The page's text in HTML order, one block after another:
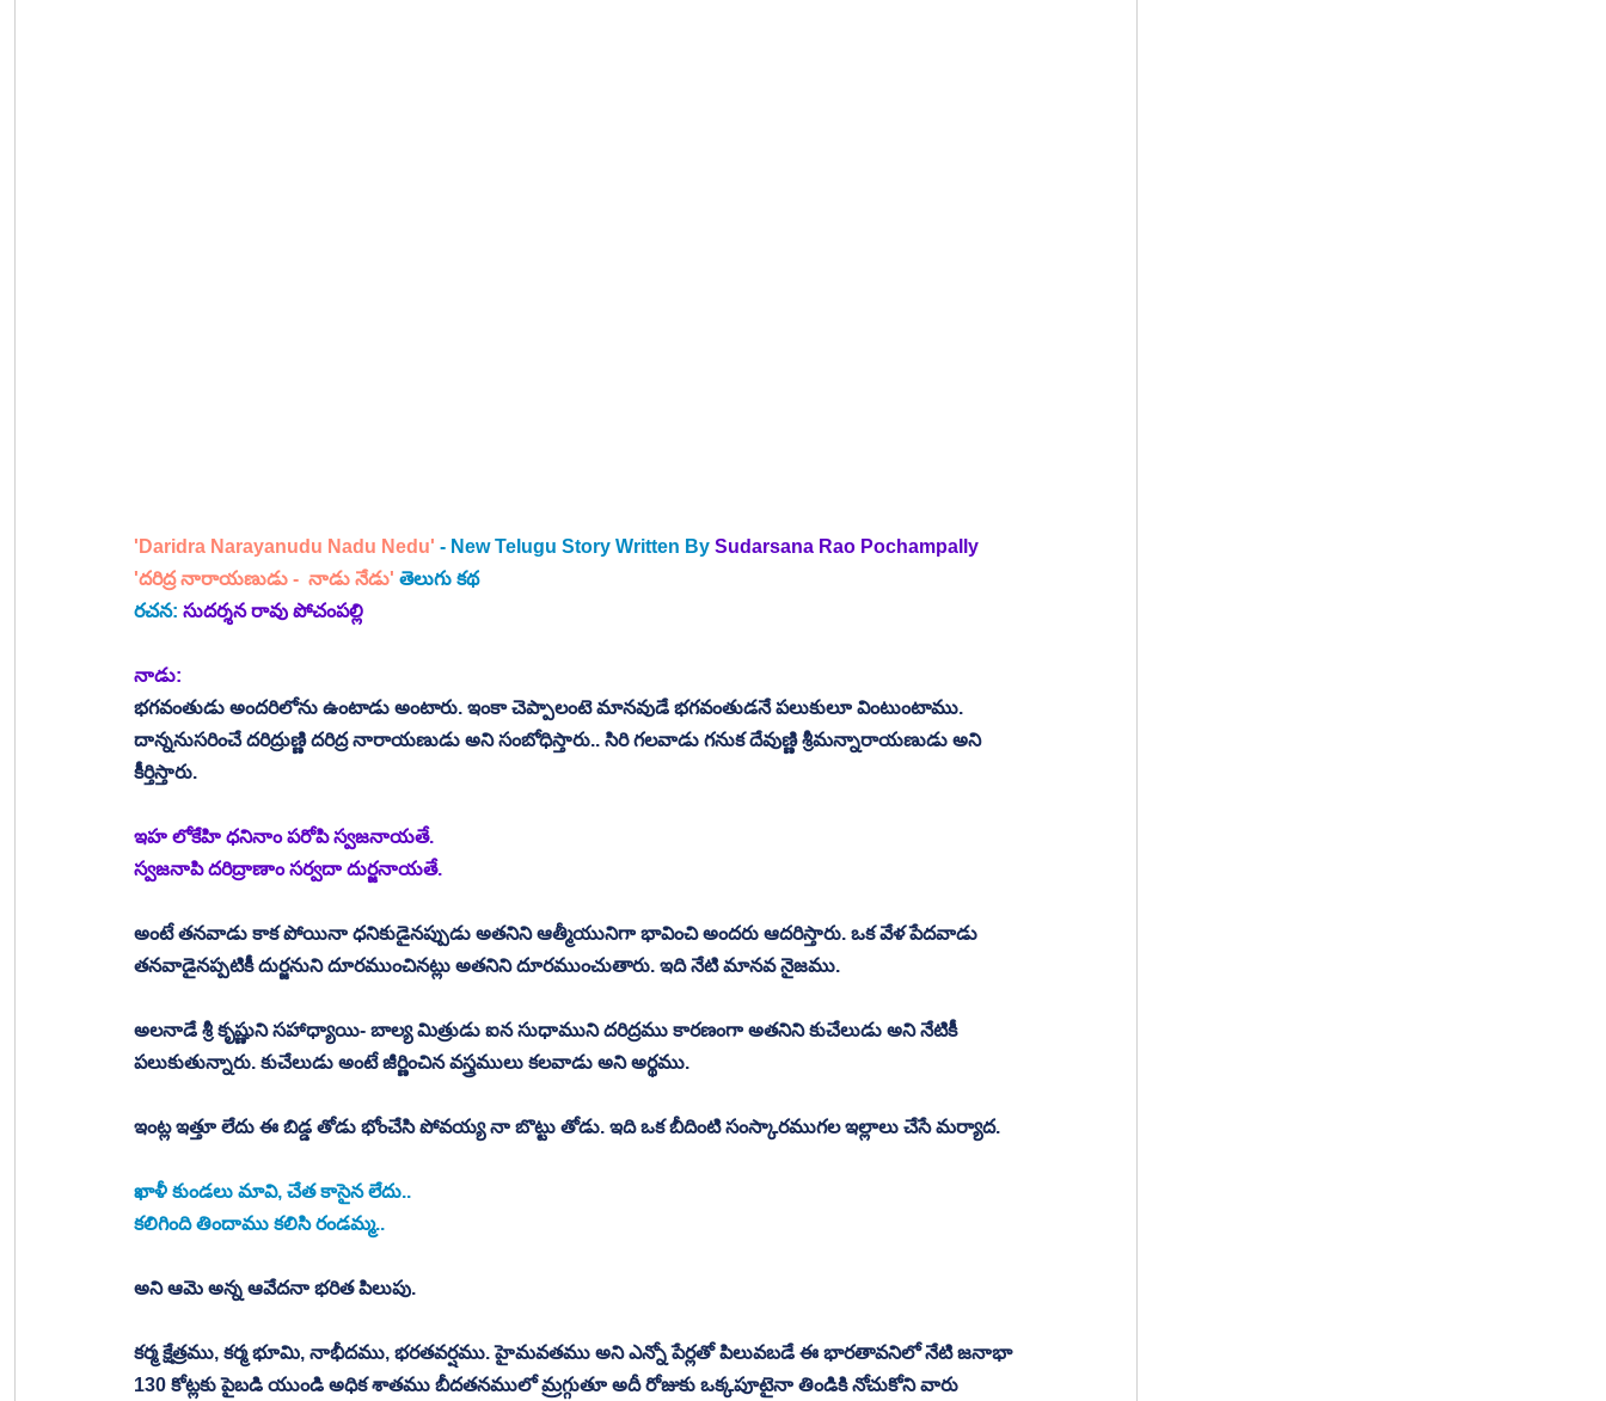
'Daridra Narayanudu Nadu Nedu' - New Telugu Story Written By Sudarsana Rao Pochampally
'దరిద్ర నారాయణుడు -  నాడు నేడు' తెలుగు కథ
రచన: సుదర్శన రావు పోచంపల్లి
నాడు:
భగవంతుడు అందరిలోను ఉంటాడు అంటారు. ఇంకా చెప్పాలంటె మానవుడే భగవంతుడనే పలుకులూ వింటుంటాము.
దాన్ననుసరించే దరిద్రుణ్ణి దరిద్ర నారాయణుడు అని సంబోధిస్తారు.. సిరి గలవాడు గనుక దేవుణ్ణి శ్రీమన్నారాయణుడు అని
కీర్తిస్తారు.
ఇహ లోకేహి ధనినాం పరోపి స్వజనాయతే.
స్వజనాపి దరిద్రాణాం సర్వదా దుర్జనాయతే.
అంటే తనవాడు కాక పోయినా ధనికుడైనప్పుడు అతనిని ఆత్మీయునిగా భావించి అందరు ఆదరిస్తారు. ఒక వేళ పేదవాడు
తనవాడైనప్పటికీ దుర్జనుని దూరముంచినట్లు అతనిని దూరముంచుతారు. ఇది నేటి మానవ నైజము.
అలనాడే శ్రీ కృష్ణుని సహాధ్యాయి- బాల్య మిత్రుడు ఐన సుధాముని దరిద్రము కారణంగా అతనిని కుచేలుడు అని నేటికీ
పలుకుతున్నారు. కుచేలుడు అంటే జీర్ణించిన వస్త్రములు కలవాడు అని అర్థము.
ఇంట్ల ఇత్తూ లేదు ఈ బిడ్డ తోడు భోంచేసి పోవయ్య నా బొట్టు తోడు. ఇది ఒక బీదింటి సంస్కారముగల ఇల్లాలు చేసే మర్యాద.
ఖాళీ కుండలు మావి, చేత కాసైన లేదు..
కలిగింది తిందాము కలిసి రండమ్మ..
అని ఆమె అన్న ఆవేదనా భరిత పిలుపు.
కర్మ క్షేత్రము, కర్మ భూమి, నాభీదము, భరతవర్షము. హైమవతము అని ఎన్నో పేర్లతో పిలువబడే ఈ భారతావనిలో నేటి జనాభా
130 కోట్లకు పైబడి యుండి అధిక శాతము బీదతనములో మ్రగ్గుతూ అదీ రోజుకు ఒక్కపూటైనా తిండికి నోచుకోని వారు